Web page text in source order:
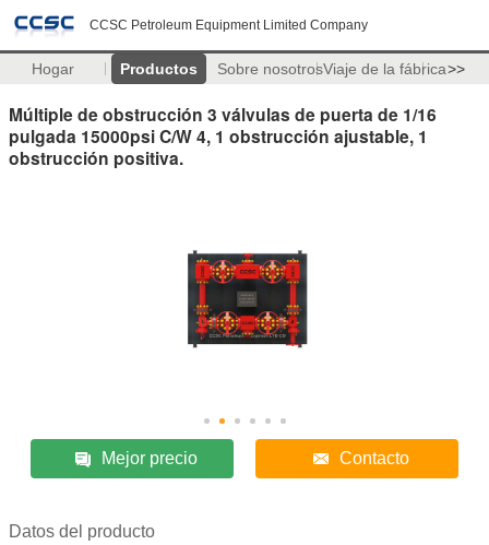
CCSC Petroleum Equipment Limited Company
Hogar Productos Sobre nosotrosViaje de la fábrica>>
Múltiple de obstrucción 3 válvulas de puerta de 1/16
pulgada 15000psi C/W 4, 1 obstrucción ajustable, 1
obstrucción positiva.
Mejor precio Contacto
Datos del producto